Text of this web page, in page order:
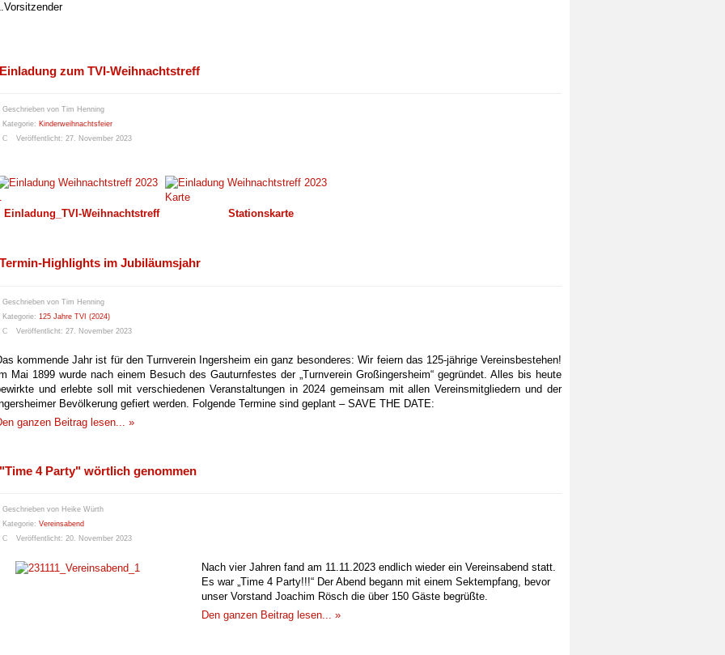
Einladung zum TVI-Weihnachtstreff
Geschrieben von Tim Henning
Kategorie: Kinderweihnachtsfeier
Veröffentlicht: 27. November 2023
Einladung_TVI-Weihnachtstreff Stationskarte
Termin-Highlights im Jubiläumsjahr
Geschrieben von Tim Henning
Kategorie: 125 Jahre TVI (2024)
Veröffentlicht: 27. November 2023
kommende Jahr ist für den Turnverein Ingersheim ein ganz besonderes: Wir feiern das 125-jährige Vereinsbestehen!
Mai 1899 wurde nach einem Besuch des Gauturnfestes der „Turnverein Großingersheim“ gegründet. Alles bis heute
und erlebte soll mit verschiedenen Veranstaltungen in 2024 gemeinsam mit allen Vereinsmitgliedern und der
Bevölkerung gefiert werden. Folgende Termine sind geplant – SAVE THE DATE:
ganzen Beitrag lesen... »
"Time 4 Party" wörtlich genommen
Geschrieben von Heike Würth
Kategorie: Vereinsabend
Veröffentlicht: 20. November 2023
Nach vier Jahren fand am 11.11.2023 endlich wieder ein Vereinsabend statt.
Es war „Time 4 Party!!!“ Der Abend begann mit einem Sektempfang, bevor
unser Vorstand Joachim Rösch die über 150 Gäste begrüßte.
Den ganzen Beitrag lesen... »